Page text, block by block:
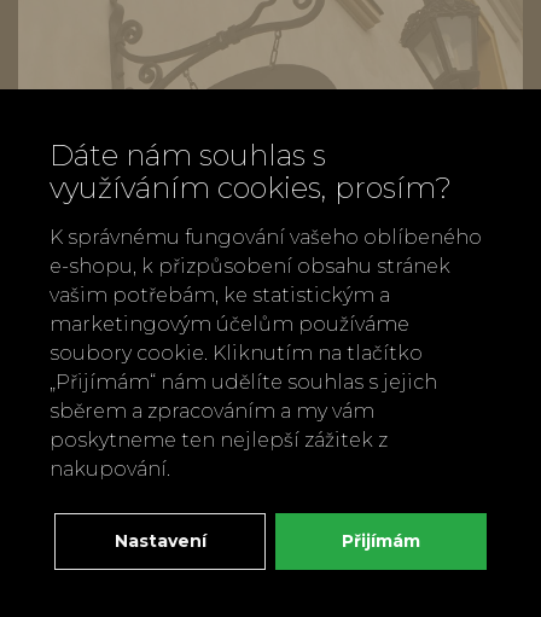
Zavolejte nám
+420 737 886 915
Napište nám
info@bylobylibo.cz
Dáte nám souhlas s
využíváním cookies, prosím?
K správnému fungování vašeho oblíbeného
e-shopu, k přizpůsobení obsahu stránek
vašim potřebám, ke statistickým a
marketingovým účelům používáme
soubory cookie. Kliknutím na tlačítko
„Přijímám“ nám udělíte souhlas s jejich
sběrem a zpracováním a my vám
poskytneme ten nejlepší zážitek z
nakupování.
Nastavení Přijímám